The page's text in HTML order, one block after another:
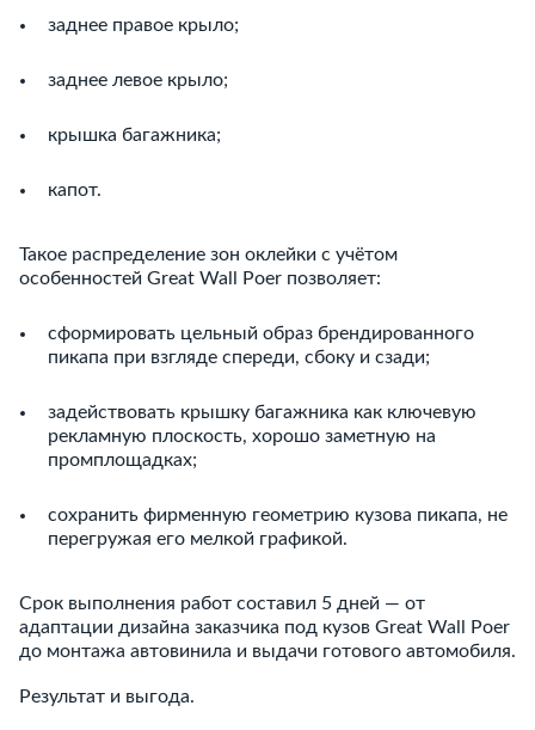
заднее правое крыло;
заднее левое крыло;
крышка багажника;
капот.
Такое распределение зон оклейки с учётом
особенностей Great Wall Poer позволяет:
сформировать цельный образ брендированного
пикапа при взгляде спереди, сбоку и сзади;
задействовать крышку багажника как ключевую
рекламную плоскость, хорошо заметную на
промплощадках;
сохранить фирменную геометрию кузова пикапа, не
перегружая его мелкой графикой.
Срок выполнения работ составил 5 дней — от
адаптации дизайна заказчика под кузов Great Wall Poer
до монтажа автовинила и выдачи готового автомобиля.
Результат и выгода.